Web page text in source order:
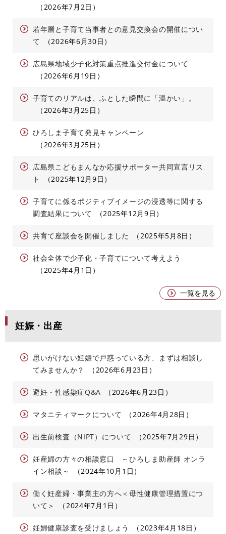
2026年7月2日
若年層と子育て当事者との意見交換会の開催につい
て
2026年6月30日
広島県地域少子化対策重点推進交付金について
2026年6月19日
子育てのリアルは、ふとした瞬間に「温かい」。
2026年3月25日
ひろしま子育て発見キャンペーン
2026年3月25日
広島県こどもまんなか応援サポーター共同宣言リス
ト
2025年12月9日
子育てに係るポジティブイメージの浸透等に関する
調査結果について
2025年12月9日
共育て座談会を開催しました 2025年5月8日
社会全体で少子化・子育てについて考えよう
2025年4月1日
一覧を見る
妊娠・出産
思いがけない妊娠で戸惑っている方、まずは相談し
てみませんか？
2026年6月23日
避妊・性感染症Q&A 2026年6月23日
マタニティマークについて 2026年4月28日
出生前検査（NIPT）について 2025年7月29日
妊産婦の方々の相談窓口 ～ひろしま助産師 オンラ
イン相談～
2024年10月1日
働く妊産婦・事業主の方へ＜母性健康管理措置につ
いて＞
2024年7月1日
妊婦健康診査を受けましょう 2023年4月18日